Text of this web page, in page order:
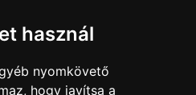
használ
nyomkövető
hogy javítsa a